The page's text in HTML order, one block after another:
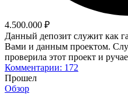
4.500.000 ₽
Данный депозит служит как
Вами и данным проектом.
проверила этот проект и
Комментарии: 172
Прошел
Обзор